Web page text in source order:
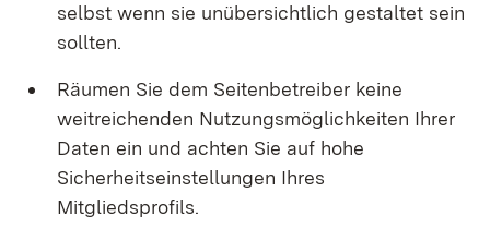
selbst wenn sie unübersichtlich gestaltet sein
sollten.
Räumen Sie dem Seitenbetreiber keine
weitreichenden Nutzungsmöglichkeiten Ihrer
Daten ein und achten Sie auf hohe
Sicherheitseinstellungen Ihres
Mitgliedsprofils.